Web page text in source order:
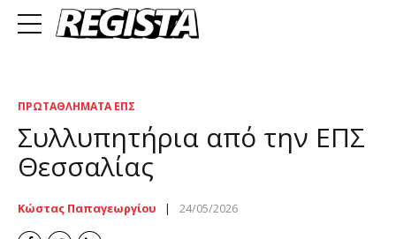
ΠΡΩΤΑΘΛΉΜΑΤΑ ΕΠΣ
Συλλυπητήρια από την ΕΠΣ
Θεσσαλίας
Κώστας Παπαγεωργίου 24/05/2026